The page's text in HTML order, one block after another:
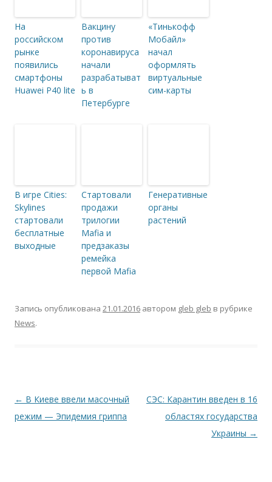
На
российском
рынке
появились
смартфоны
Huawei P40 lite
Вакцину
против
коронавируса
начали
разрабатыват
ь в
Петербурге
«Тинькофф
Мобайл»
начал
оформлять
виртуальные
сим-карты
В игре Cities:
Skylines
стартовали
бесплатные
выходные
Стартовали
продажи
трилогии
Mafia и
предзаказы
ремейка
первой Mafia
Генеративные
органы
растений
Запись опубликована 21.01.2016 автором gleb gleb в рубрике
News.
Навигация по записям
← В Киеве ввели масочный
режим — Эпидемия гриппа
СЭС: Карантин введен в 16
областях государства
Украины →